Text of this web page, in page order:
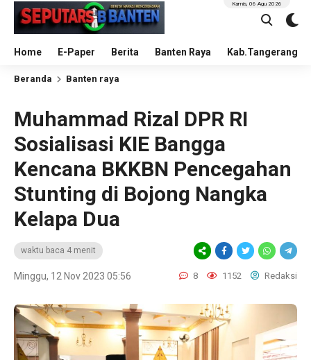
Home E-Paper Berita Banten Raya Kab.Tangerang
Kamis, 06 Agu 2026
Beranda Banten raya
Muhammad Rizal DPR RI
Sosialisasi KIE Bangga
Kencana BKKBN Pencegahan
Stunting di Bojong Nangka
Kelapa Dua
waktu baca 4 menit
Minggu, 12 Nov 2023 05:56 8 1152 Redaksi